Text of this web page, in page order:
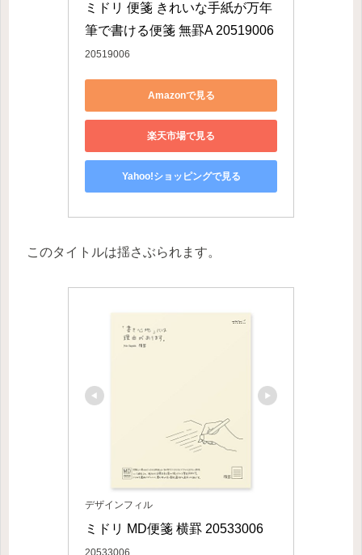
ミドリ 便箋 きれいな手紙が万年
筆で書ける便箋 無罫A 20519006
20519006
Amazonで見る
楽天市場で見る
Yahoo!ショッピングで見る
このタイトルは揺さぶられます。
デザインフィル
ミドリ MD便箋 横罫 20533006
20533006